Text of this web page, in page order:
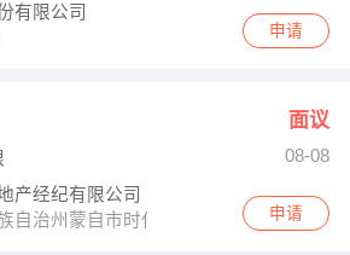
有限公司
申请
面议
08-08
产经纪有限公司
自治州蒙自市时代天骄小区
申请